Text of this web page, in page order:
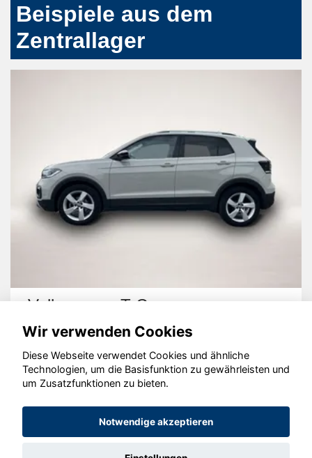
Beispiele aus dem
Zentrallager
Volkswagen T-Cross
© konjunkturmotor.de GmbH 2020 - 2026
Wir verwenden Cookies
Diese Webseite verwendet Cookies und ähnliche
Technologien, um die Basisfunktion zu gewährleisten und
um Zusatzfunktionen zu bieten.
Notwendige akzeptieren